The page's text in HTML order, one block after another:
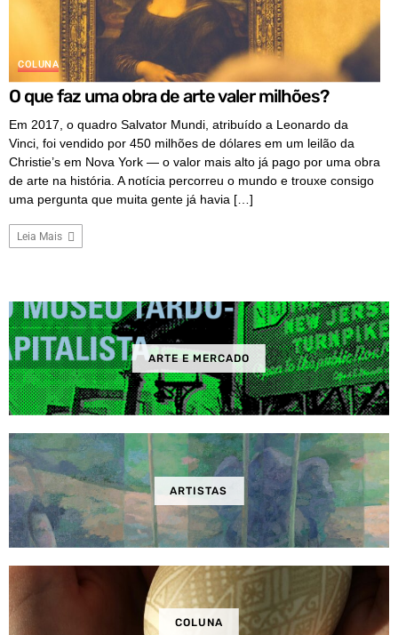
COLUNA
O que faz uma obra de arte valer milhões?
Em 2017, o quadro Salvator Mundi, atribuído a Leonardo da
Vinci, foi vendido por 450 milhões de dólares em um leilão da
Christie’s em Nova York — o valor mais alto já pago por uma obra
de arte na história. A notícia percorreu o mundo e trouxe consigo
uma pergunta que muita gente já havia […]
Leia Mais
ARTE E MERCADO
ARTISTAS
COLUNA